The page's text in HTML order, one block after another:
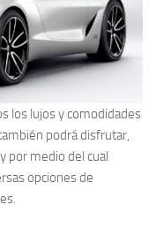
los lujos y comodidades
podrá disfrutar,
por medio del cual
opciones de